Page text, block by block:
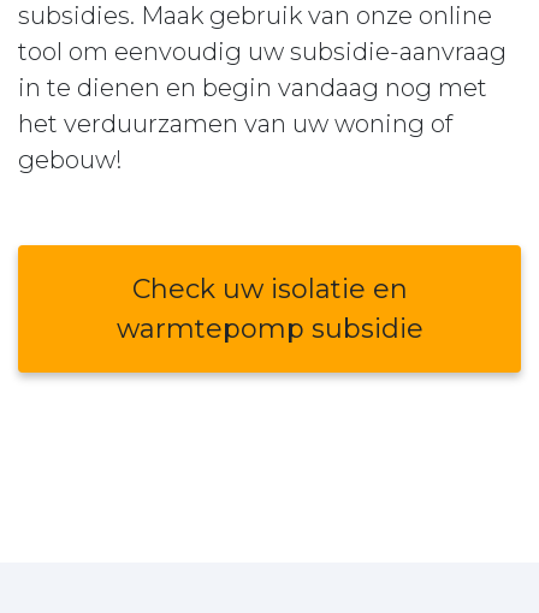
subsidies. Maak gebruik van onze online
tool om eenvoudig uw subsidie-aanvraag
in te dienen en begin vandaag nog met
het verduurzamen van uw woning of
gebouw!
Check uw isolatie en
warmtepomp subsidie